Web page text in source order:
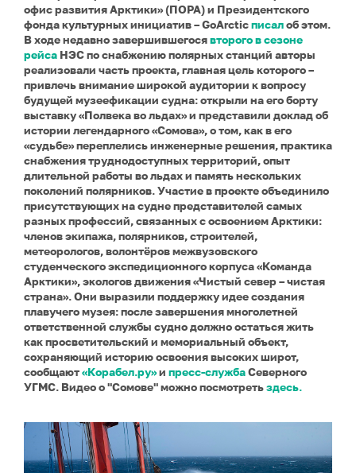
офис развития Арктики» (ПОРА) и Президентского
фонда культурных инициатив – GoArcticписалоб этом.
В ходе недавно завершившегосявторого в сезоне
рейса НЭС по снабжению полярных станций авторы
реализовали часть проекта, главная цель которого –
привлечь внимание широкой аудитории к вопросу
будущей музеефикации судна: открыли на его борту
выставку «Полвека во льдах» и представили доклад об
истории легендарного «Сомова», о том, как в его
«судьбе» переплелись инженерные решения, практика
снабжения труднодоступных территорий, опыт
длительной работы во льдах и память нескольких
поколений полярников.Участие в проекте объединило
присутствующих на судне представителей самых
разных профессий, связанных с освоением Арктики:
членов экипажа, полярников, строителей,
метеорологов, волонтёров межвузовского
студенческого экспедиционного корпуса «Команда
Арктики», экологов движения «Чистый север – чистая
страна». Они выразили поддержку идее создания
плавучего музея: после завершения многолетней
ответственной службы судно должно остаться жить
как просветительский и мемориальный объект,
сохраняющий историю освоения высоких широт,
сообщают«Корабел.ру»и пресс-службаСеверного
УГМС. Видео о "Сомове" можно посмотретьздесь.